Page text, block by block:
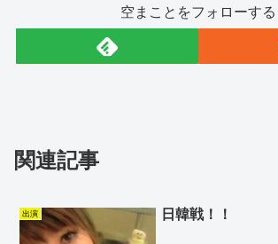
空まことをフォローする
関連記事
出演 日韓戦！！